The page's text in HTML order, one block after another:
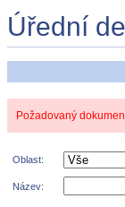
Úřední
Požadovaný
Oblast:
Název: